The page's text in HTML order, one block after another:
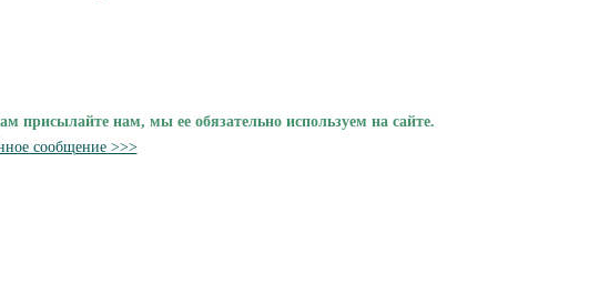
нам, мы ее обязательно используем на сайте.
сообщение >>>